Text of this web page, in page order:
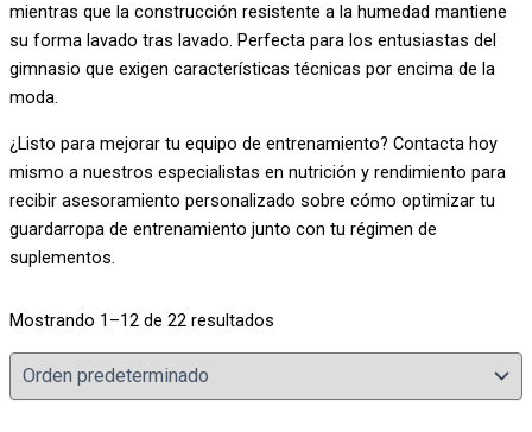
mientras que la construcción resistente a la humedad mantiene
su forma lavado tras lavado. Perfecta para los entusiastas del
gimnasio que exigen características técnicas por encima de la
moda.
¿Listo para mejorar tu equipo de entrenamiento? Contacta hoy
mismo a nuestros especialistas en nutrición y rendimiento para
recibir asesoramiento personalizado sobre cómo optimizar tu
guardarropa de entrenamiento junto con tu régimen de
suplementos.
Mostrando 1–12 de 22 resultados